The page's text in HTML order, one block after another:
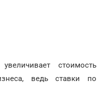
стоимость
ведь ставки по